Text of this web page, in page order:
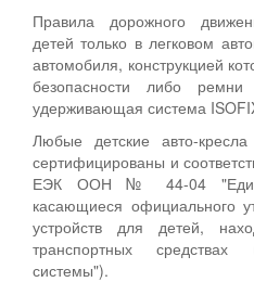
Правила дорожного
детей только в легковом
автомобиля, конструкцией
безопасности либо ремни
удерживающая система
Любые детские авто-
сертифицированы и
ЕЭК ООН № 44-04
касающиеся официального
устройств для детей,
транспортных средствах
системы").